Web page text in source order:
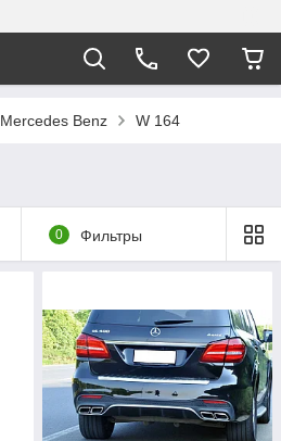
Mercedes Benz W 164
0 Фильтры